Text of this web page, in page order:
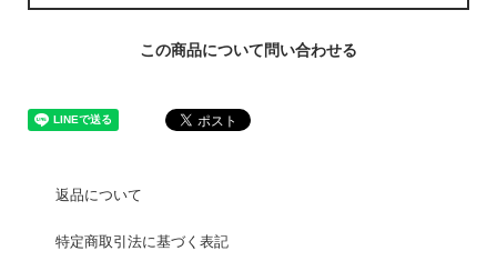
この商品について問い合わせる
返品について
特定商取引法に基づく表記